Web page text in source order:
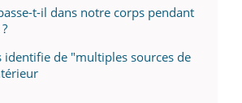
t-il dans notre corps pendant
identifie de "multiples sources de